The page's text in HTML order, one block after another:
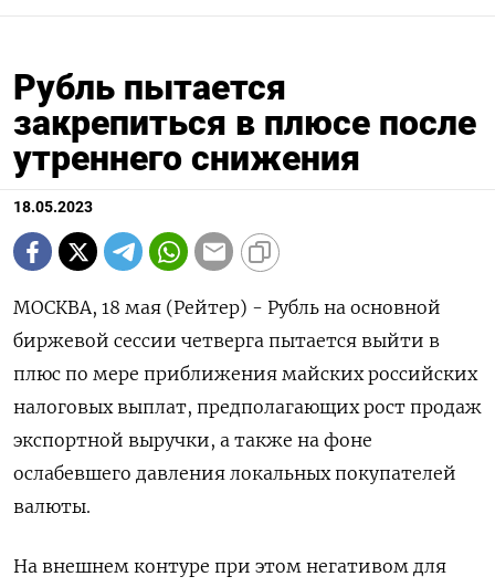
Рубль пытается
закрепиться в плюсе после
утреннего снижения
18.05.2023
МОСКВА, 18 мая (Рейтер) - Рубль на основной
биржевой сессии четверга пытается выйти в
плюс по мере приближения майских российских
налоговых выплат, предполагающих рост продаж
экспортной выручки, а также на фоне
ослабевшего давления локальных покупателей
валюты.
На внешнем контуре при этом негативом для